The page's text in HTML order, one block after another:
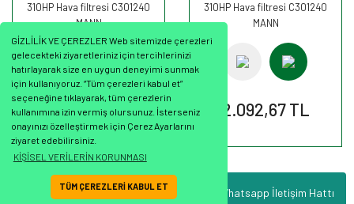
GİZLİLİK VE ÇEREZLER Web sitemizde çerezleri
gelecekteki ziyaretleriniz için tercihlerinizi
hatırlayarak size en uygun deneyimi sunmak
için kullanıyoruz. “Tüm çerezleri kabul et”
seçeneğine tıklayarak, tüm çerezlerin
kullanımına izin vermiş olursunuz. İsterseniz
onayınızı özelleştirmek için Çerez Ayarlarını
ziyaret edebilirsiniz.
KİŞİSEL VERİLERİN KORUNMASI
TÜM ÇEREZLERİ KABUL ET Whatsapp İletişim Hattı
310HP Hava filtresi C301240
MANN
2.092,67 TL
310HP Hava filtresi C301240
MANN
2.092,67 TL